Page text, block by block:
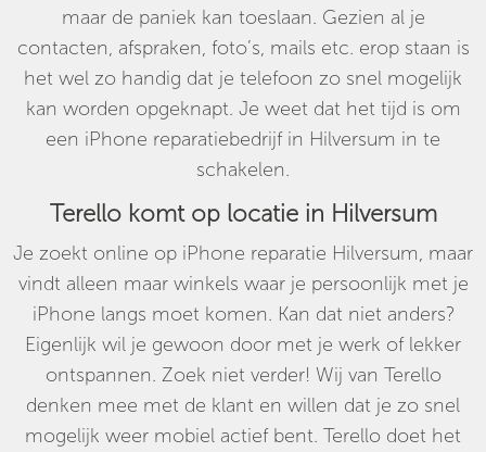
maar de paniek kan toeslaan. Gezien al je
contacten, afspraken, foto’s, mails etc. erop staan is
het wel zo handig dat je telefoon zo snel mogelijk
kan worden opgeknapt. Je weet dat het tijd is om
een iPhone reparatiebedrijf in Hilversum in te
schakelen.
Terello komt op locatie in Hilversum
Je zoekt online op iPhone reparatie Hilversum, maar
vindt alleen maar winkels waar je persoonlijk met je
iPhone langs moet komen. Kan dat niet anders?
Eigenlijk wil je gewoon door met je werk of lekker
ontspannen. Zoek niet verder! Wij van Terello
denken mee met de klant en willen dat je zo snel
mogelijk weer mobiel actief bent. Terello doet het